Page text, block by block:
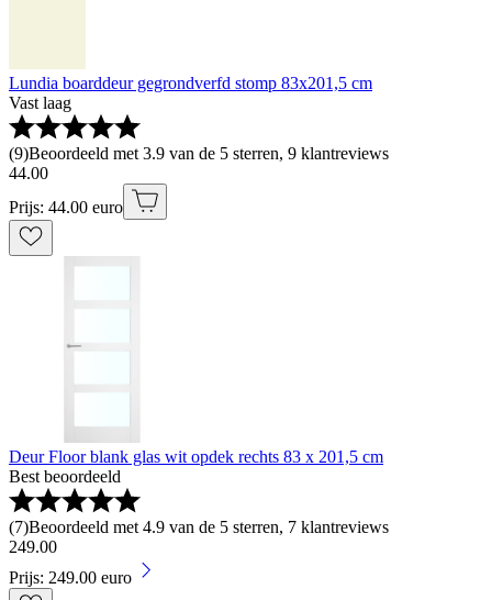
Lundia boarddeur gegrondverfd stomp 83x201,5 cm
Vast laag
(9)Beoordeeld met 3.9 van de 5 sterren, 9 klantreviews
44.00
Prijs: 44.00 euro
Deur Floor blank glas wit opdek rechts 83 x 201,5 cm
Best beoordeeld
(7)Beoordeeld met 4.9 van de 5 sterren, 7 klantreviews
249.00
Prijs: 249.00 euro